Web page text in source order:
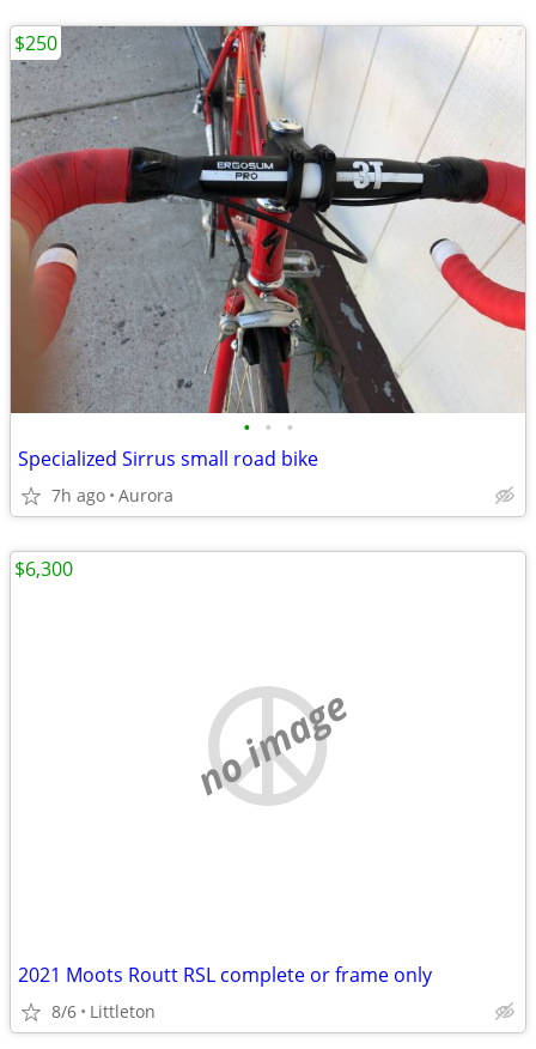
• • •
Specialized Sirrus small road bike
7h ago Aurora
$250
no image
2021 Moots Routt RSL complete or frame only
8/6 Littleton
$6,300